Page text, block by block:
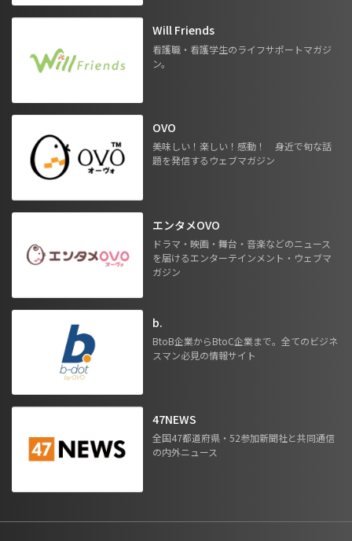
Will Friends
看護職・看護学生のライフサポートマガジ
ン。
OVO
美味しい！楽しい！感動！ 身近で旬な話
題を発信するウェブマガジン
エンタメOVO
ドラマ・映画・舞台・音楽などのニュース
を届けるエンターテインメント・ウェブマ
ガジン
b.
BtoB企業からBtoC企業まで。全てのビジネ
スマン必見の情報サイト
47NEWS
全国47都道府県・52参加新聞社と共同通信
の内外ニュース